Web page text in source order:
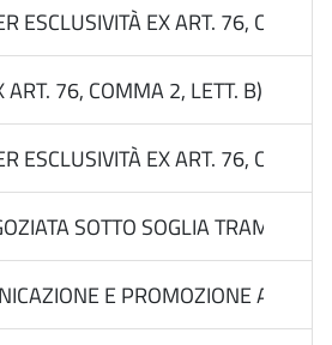
ESCLUSIVITÀ EX ART. 76,
76, COMMA 2, LETT. B) DEL
ESCLUSIVITÀ EX ART. 76,
SOTTO SOGLIA TRAMITE
E PROMOZIONE